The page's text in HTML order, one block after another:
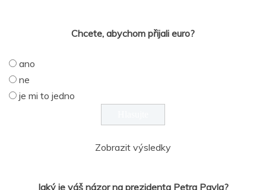
Chcete, abychom přijali euro?
ano
ne
je mi to jedno
Zobrazit výsledky
Jaký je váš názor na prezidenta Petra Pavla?